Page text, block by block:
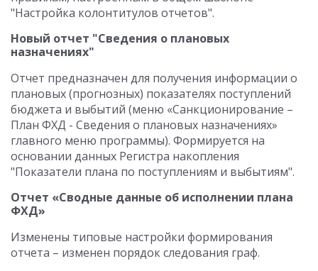
"Настройка колонтитулов отчетов".
Новый отчет "Сведения о плановых
назначениях"
Отчет предназначен для получения информации о
плановых (прогнозных) показателях поступлений
бюджета и выбытий (меню «Санкционирование –
План ФХД - Сведения о плановых назначениях»
главного меню программы). Формируется на
основании данных Регистра накопления
"Показатели плана по поступлениям и выбытиям".
Отчет «Сводные данные об исполнении плана
ФХД»
Изменены типовые настройки формирования
отчета – изменен порядок следования граф.